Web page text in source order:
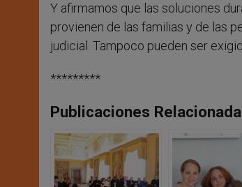
Y afirmamos que las soluciones
provienen de las familias y de las
judicial. Tampoco pueden ser
*********
Publicaciones